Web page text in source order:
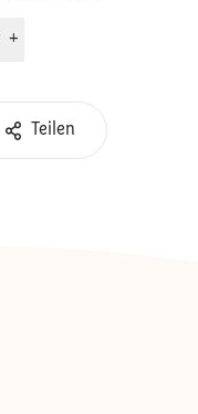
WEITERLESEN +
Teilen